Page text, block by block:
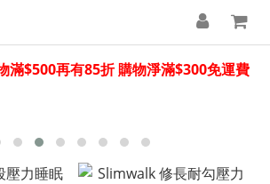
滿$500再有85折 購物淨滿$300免運費